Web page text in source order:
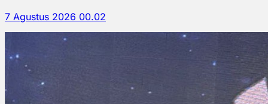
7 Agustus 2026 00.02